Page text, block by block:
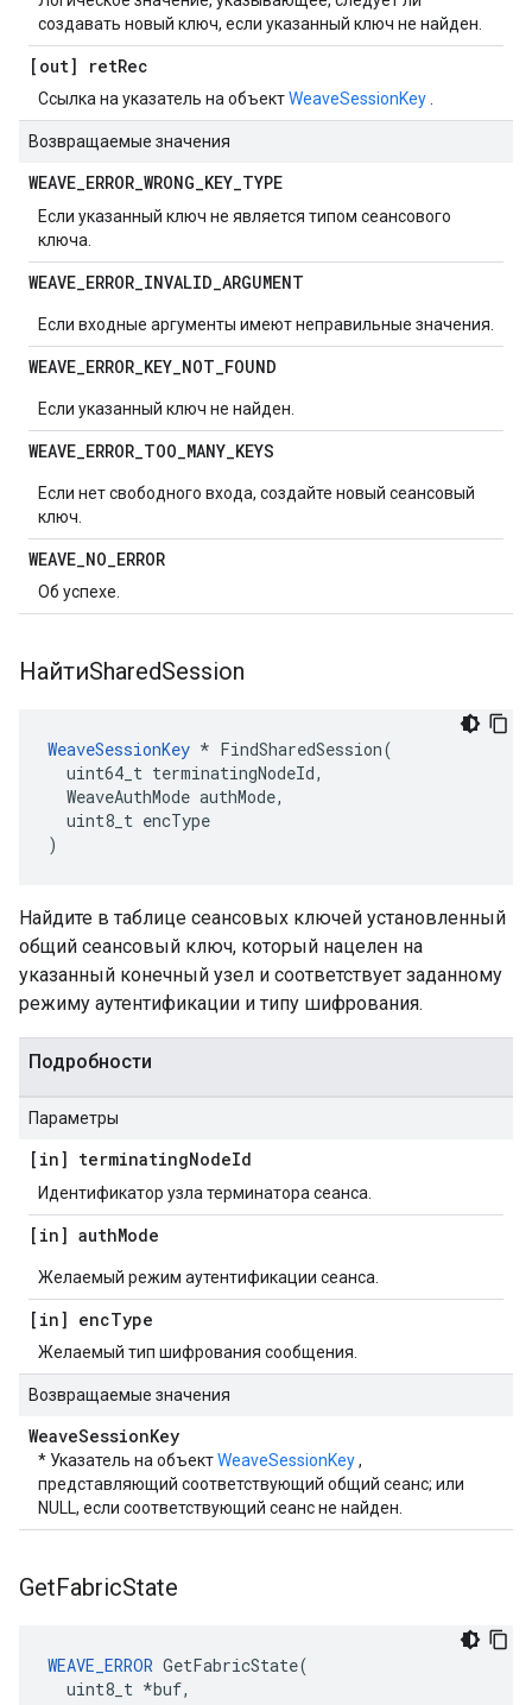
создавать новый ключ, если указанный ключ не найден.
[out] retRec
Ссылка на указатель на объектWeaveSessionKey
Возвращаемые значения
WEAVE_ERROR_WRONG_KEY_TYPE
Если указанный ключ не является типом сеансового
ключа.
WEAVE_ERROR_INVALID_ARGUMENT
Если входные аргументы имеют неправильные значения.
WEAVE_ERROR_KEY_NOT_FOUND
Если указанный ключ не найден.
WEAVE_ERROR_TOO_MANY_KEYS
Если нет свободного входа, создайте новый сеансовый
ключ.
WEAVE_NO_ERROR
Об успехе.
НайтиSharedSession
WeaveSessionKey * FindSharedSession(
  uint64_t terminatingNodeId,
  WeaveAuthMode authMode,
  uint8_t encType
)
Найдите в таблице сеансовых ключей установленный
общий сеансовый ключ, который нацелен на
указанный конечный узел и соответствует заданному
режиму аутентификации и типу шифрования.
Подробности
Параметры
[in] terminatingNodeId
Идентификатор узла терминатора сеанса.
[in] authMode
Желаемый режим аутентификации сеанса.
[in] encType
Желаемый тип шифрования сообщения.
Возвращаемые значения
WeaveSessionKey
* Указатель на объектWeaveSessionKey,
представляющий соответствующий общий сеанс; или
NULL, если соответствующий сеанс не найден.
GetFabricState
WEAVE_ERROR GetFabricState(
  uint8_t *buf,